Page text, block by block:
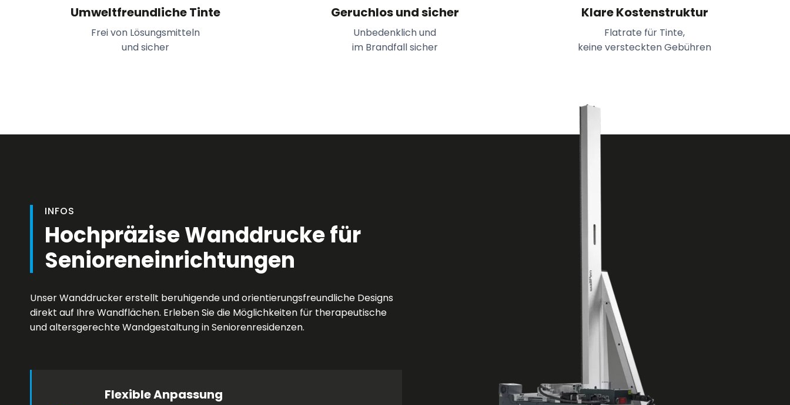
Umweltfreundliche Tinte
Frei von Lösungsmitteln
und sicher
Geruchlos und sicher
Unbedenklich und
im Brandfall sicher
Klare Kostenstruktur
Flatrate für Tinte,
keine versteckten Gebühren
INFOS
Hochpräzise Wanddrucke für
Senioreneinrichtungen
Unser Wanddrucker erstellt beruhigende und orientierungsfreundliche Designs
direkt auf Ihre Wandflächen. Erleben Sie die Möglichkeiten für therapeutische
und altersgerechte Wandgestaltung in Seniorenresidenzen.
Flexible Anpassung